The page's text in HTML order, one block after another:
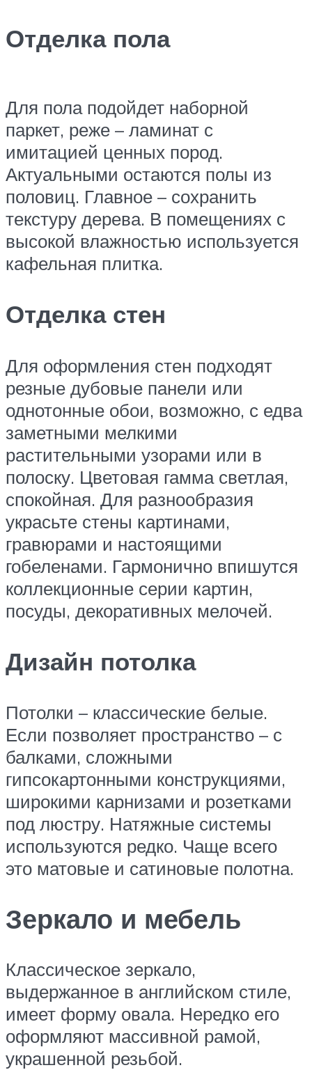
Отделка пола
Для пола подойдет наборной
паркет, реже – ламинат с
имитацией ценных пород.
Актуальными остаются полы из
половиц. Главное – сохранить
текстуру дерева. В помещениях с
высокой влажностью используется
кафельная плитка.
Отделка стен
Для оформления стен подходят
резные дубовые панели или
однотонные обои, возможно, с едва
заметными мелкими
растительными узорами или в
полоску. Цветовая гамма светлая,
спокойная. Для разнообразия
украсьте стены картинами,
гравюрами и настоящими
гобеленами. Гармонично впишутся
коллекционные серии картин,
посуды, декоративных мелочей.
Дизайн потолка
Потолки – классические белые.
Если позволяет пространство – с
балками, сложными
гипсокартонными конструкциями,
широкими карнизами и розетками
под люстру. Натяжные системы
используются редко. Чаще всего
это матовые и сатиновые полотна.
Зеркало и мебель
Классическое зеркало,
выдержанное в английском стиле,
имеет форму овала. Нередко его
оформляют массивной рамой,
украшенной резьбой.